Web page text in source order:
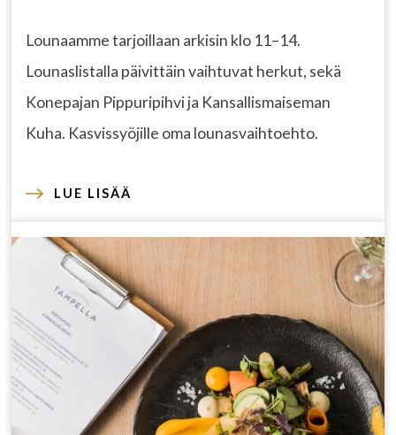
Lounaamme tarjoillaan arkisin klo 11–14.
Lounaslistalla päivittäin vaihtuvat herkut, sekä
Konepajan Pippuripihvi ja Kansallismaiseman
Kuha. Kasvissyöjille oma lounasvaihtoehto.
LUE LISÄÄ